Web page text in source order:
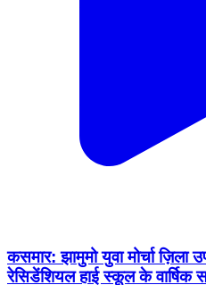
कसमार: झामुमो युवा मोर्चा ज़िला
रेसिडेंशियल हाई स्कूल के वार्षिक